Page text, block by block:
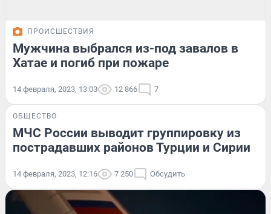
ПРОИСШЕСТВИЯ
Мужчина выбрался из-под завалов в
Хатае и погиб при пожаре
14 февраля, 2023, 13:03 12 866 7
ОБЩЕСТВО
МЧС России выводит группировку из
пострадавших районов Турции и Сирии
14 февраля, 2023, 12:16 7 250 Обсудить